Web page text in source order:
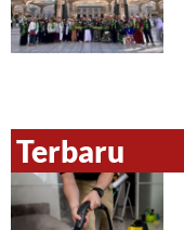
Terbaru